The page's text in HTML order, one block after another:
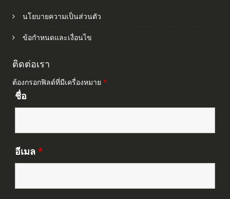
นโยบายความเป็นส่วนตัว
ข้อกำหนดและเงื่อนไข
ติดต่อเรา
ต้องกรอกฟิลด์ที่มีเครื่องหมาย *
ชื่อ
อีเมล *